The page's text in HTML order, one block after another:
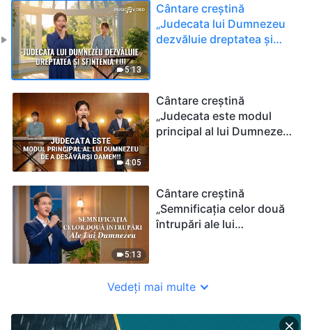
5:13
Cântare creștină
„Judecata lui Dumnezeu
dezvăluie dreptatea și
4:05
Cântare creștină
„Judecata este modul
principal al lui Dumnezeu
5:13
Cântare creștină
„Semnificația celor două
întrupări ale lui
Vedeți mai multe